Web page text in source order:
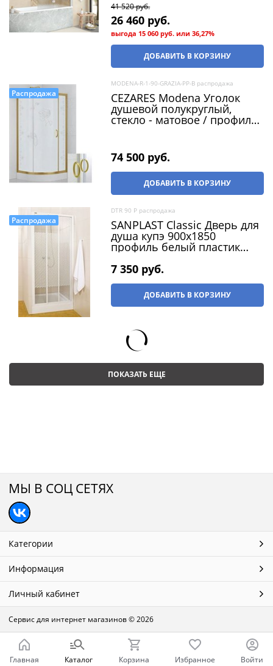
41 520 руб.
26 460 руб.
выгода 15 060 руб. или36,27%
ДОБАВИТЬ В КОРЗИНУ
Распродажа
MODENA-R-1-90-GRAZIA-PP-B распродажа
CEZARES Modena Уголок
душевой полукруглый,
стекло - матовое / профиль
74 500 руб.
ДОБАВИТЬ В КОРЗИНУ
Распродажа
DTR 90 P распродажа
SANPLAST Classic Дверь для
душа купэ 900х1850
профиль белый пластик
7 350 руб.
ДОБАВИТЬ В КОРЗИНУ
ПОКАЗАТЬ ЕЩЕ
МЫ В СОЦ СЕТЯХ
Категории
Информация
Личный кабинет
Сервис для интернет магазинов© 2026
Главная Каталог Корзина Избранное Войти